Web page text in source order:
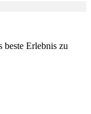
beste Erlebnis zu